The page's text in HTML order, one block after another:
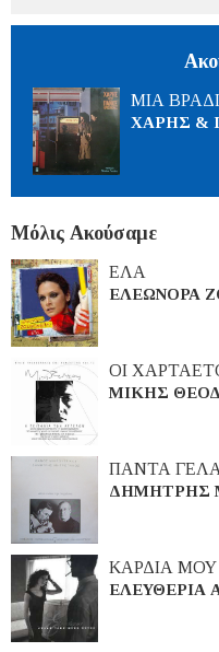
ΜΙΑ
ΧΑΡΗΣ &
Μόλις Ακούσαμε
ΕΛΑ
ΕΛΕΩΝΟΡΑ
ΟΙ
ΜΙΚΗΣ
ΠΑΝΤΑ
ΔΗΜΗΤΡΗΣ
ΚΑΡΔΙΑ ΜΟΥ
ΕΛΕΥΘΕΡΙΑ